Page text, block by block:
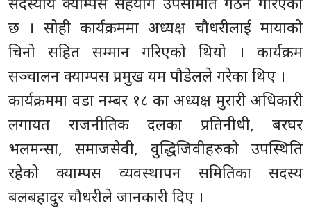
छ । सोही कार्यक्रममा अध्यक्ष चौधरीलाई मायाको
चिनो सहित सम्मान गरिएको थियो । कार्यक्रम
सञ्चालन क्याम्पस प्रमुख यम पौडेलले गरेका थिए ।
कार्यक्रममा वडा नम्बर १८ का अध्यक्ष मुरारी अधिकारी
लगायत राजनीतिक दलका प्रतिनीधी, बरघर
भलमन्सा, समाजसेवी, वुद्धिजिवीहरुको उपस्थिति
रहेको क्याम्पस व्यवस्थापन समितिका सदस्य
बलबहादुर चौधरीले जानकारी दिए ।